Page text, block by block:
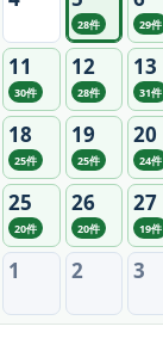
28件 29件
11
30件
12
28件
13
31件
18
25件
19
25件
20
24件
25
20件
26
20件
27
19件
1 2 3